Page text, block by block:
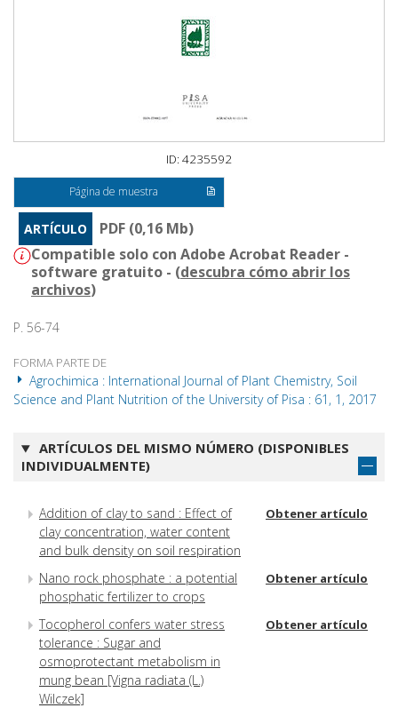
ID: 4235592
Página de muestra
ARTÍCULO
PDF (0,16 Mb)
Compatible solo con Adobe Acrobat Reader -
software gratuito - (descubra cómo abrir los
archivos)
P. 56-74
FORMA PARTE DE
Agrochimica : International Journal of Plant Chemistry, Soil
Science and Plant Nutrition of the University of Pisa : 61, 1, 2017
ARTÍCULOS DEL MISMO NÚMERO (DISPONIBLES
INDIVIDUALMENTE)
Addition of clay to sand : Effect of
clay concentration, water content
and bulk density on soil respiration
Obtener artículo
Nano rock phosphate : a potential
phosphatic fertilizer to crops
Obtener artículo
Tocopherol confers water stress
tolerance : Sugar and
osmoprotectant metabolism in
mung bean [Vigna radiata (L.)
Wilczek]
Obtener artículo